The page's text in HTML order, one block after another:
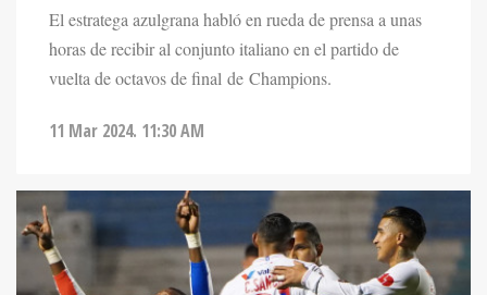
El estratega azulgrana habló en rueda de prensa a unas
horas de recibir al conjunto italiano en el partido de
vuelta de octavos de final de Champions.
11 Mar 2024. 11:30 AM